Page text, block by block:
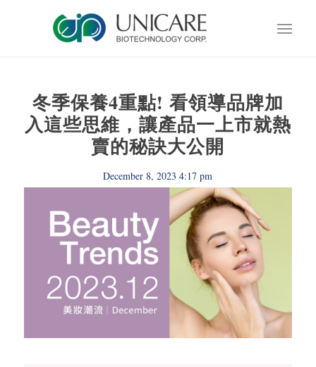
冬季保養4重點! 看領導品牌加
入這些思維，讓產品一上市就熱
賣的秘訣大公開
December 8, 2023 4:17 pm